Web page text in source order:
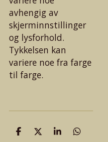
avhengig av
skjerminnstillinger
og lysforhold.
Tykkelsen kan
variere noe fra farge
til farge.
D
D
D
D